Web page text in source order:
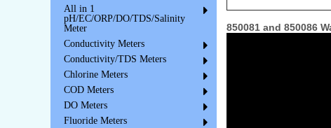
All in 1
pH/EC/ORP/DO/TDS/Salinity
Meter
Conductivity Meters
Conductivity/TDS Meters
Chlorine Meters
COD Meters
DO Meters
Fluoride Meters
850081 and 850086